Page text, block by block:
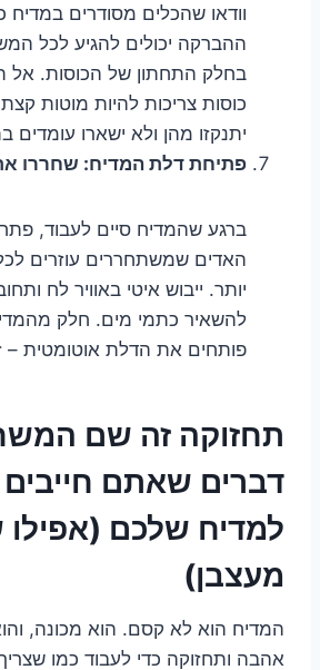
וודאו שהכלים מסודרים במדיח
ההברקה יכולים להגיע לכל
בחלק התחתון של הכוסות. אל
כוסות צריכות להיות מוטות
יתנקזו מהן ולא ישארו עומדים
פתיחת דלת המדיח: שחררו
ברגע שהמדיח סיים לעבוד,
האדים שמשתחררים עוזרים
יותר. ייבוש איטי באוויר לח
להשאיר כתמי מים. חלק
פותחים את הדלת אוטומטית –
דברים שאתם
למדיח שלכם (אפילו
מעצבן)
המדיח הוא לא קסם. הוא מכונה,
אהבה ותחזוקה כדי לעבוד כמו